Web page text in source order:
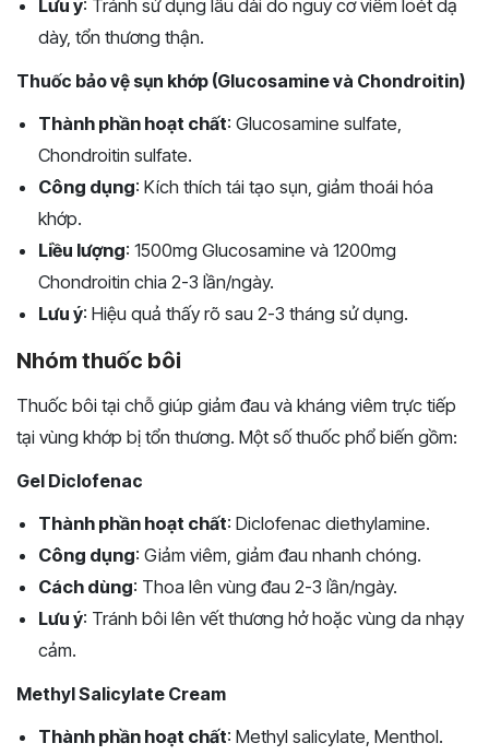
Lưu ý: Tránh sử dụng lâu dài do nguy cơ viêm loét dạ
dày, tổn thương thận.
Thuốc bảo vệ sụn khớp (Glucosamine và Chondroitin)
Thành phần hoạt chất: Glucosamine sulfate,
Chondroitin sulfate.
Công dụng: Kích thích tái tạo sụn, giảm thoái hóa
khớp.
Liều lượng: 1500mg Glucosamine và 1200mg
Chondroitin chia 2-3 lần/ngày.
Lưu ý: Hiệu quả thấy rõ sau 2-3 tháng sử dụng.
Nhóm thuốc bôi
Thuốc bôi tại chỗ giúp giảm đau và kháng viêm trực tiếp
tại vùng khớp bị tổn thương. Một số thuốc phổ biến gồm:
Gel Diclofenac
Thành phần hoạt chất: Diclofenac diethylamine.
Công dụng: Giảm viêm, giảm đau nhanh chóng.
Cách dùng: Thoa lên vùng đau 2-3 lần/ngày.
Lưu ý: Tránh bôi lên vết thương hở hoặc vùng da nhạy
cảm.
Methyl Salicylate Cream
Thành phần hoạt chất: Methyl salicylate, Menthol.